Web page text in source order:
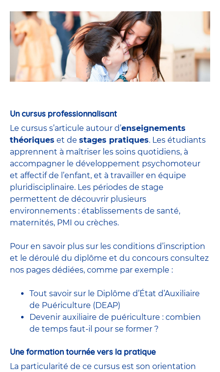
Un cursus professionnalisant
Le cursus s’articule autour d’enseignements
théoriques et de stages pratiques. Les étudiants
apprennent à maîtriser les soins quotidiens, à
accompagner le développement psychomoteur
et affectif de l’enfant, et à travailler en équipe
pluridisciplinaire. Les périodes de stage
permettent de découvrir plusieurs
environnements : établissements de santé,
maternités, PMI ou crèches.
Pour en savoir plus sur les conditions d’inscription
et le déroulé du diplôme et du concours consultez
nos pages dédiées, comme par exemple :
Tout savoir sur le Diplôme d’État d’Auxiliaire
de Puériculture (DEAP)
Devenir auxiliaire de puériculture : combien
de temps faut-il pour se former ?
Une formation tournée vers la pratique
La particularité de ce cursus est son orientation